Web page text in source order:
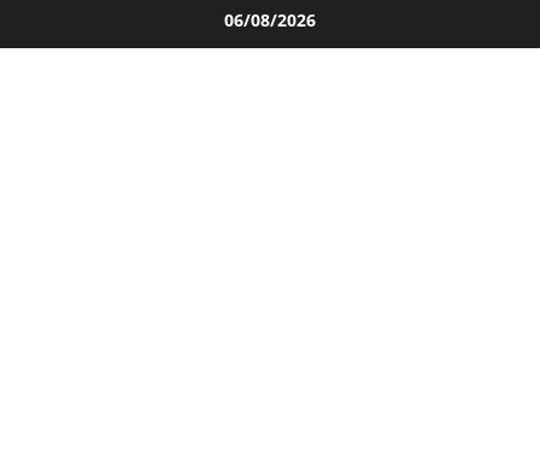
al
06/08/2026